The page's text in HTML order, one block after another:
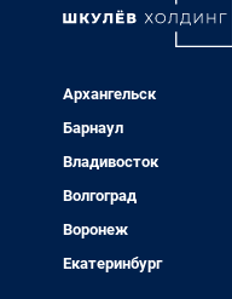
Архангельск
Барнаул
Владивосток
Волгоград
Воронеж
Екатеринбург